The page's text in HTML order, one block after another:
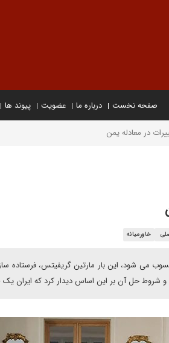
صفحه نخست درباره ما عضویت پیوند ها
در معادله یمن
خاورمیانه
شود، این بار مارتین گریفیتس، فرستاده
و شروط حل آن بر این اساس دیدار کرد که ایران